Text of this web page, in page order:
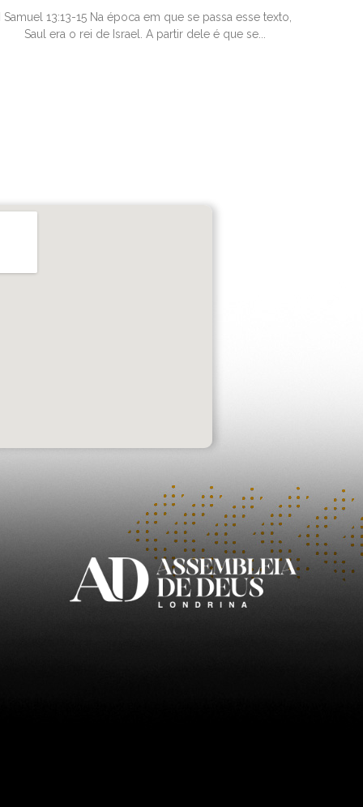
I Samuel 13:13-15 Na época em que se passa esse texto,
Saul era o rei de Israel. A partir dele é que se...